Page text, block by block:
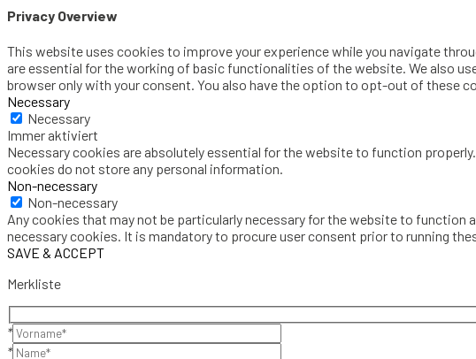
Privacy Overview
This website uses cookies to improve your experience while you navigate
are essential for the working of basic functionalities of the website. We also
browser only with your consent. You also have the option to opt-out of these
Necessary
Necessary
Immer aktiviert
Necessary cookies are absolutely essential for the website to function
cookies do not store any personal information.
Non-necessary
Non-necessary
Any cookies that may not be particularly necessary for the website to function
necessary cookies. It is mandatory to procure user consent prior to running
SAVE & ACCEPT
Merkliste
*
*